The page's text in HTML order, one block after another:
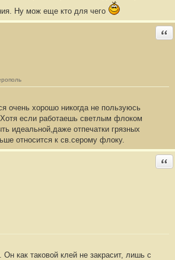
Ну мож еще кто для чего
очень хорошо никогда не пользуюсь
если работаешь светлым флоком
идеальной,даже отпечатки грязных
относится к св.серому флоку.
как таковой клей не закрасит, лишь с